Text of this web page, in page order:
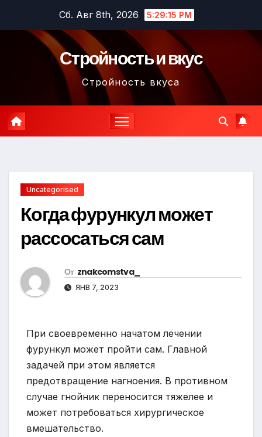
содержимому
Сб. Авг 8th, 2026 5:29:16 PM
Стройность и вкус
Стройность вкуса
Uncategorised
Когда фурункул может
рассосаться сам
От znakcomstva_
ЯНВ 7, 2023
При своевременно начатом лечении
фурункул может пройти сам. Главной
задачей при этом является
предотвращение нагноения. В противном
случае гнойник переносится тяжелее и
может потребоваться хирургическое
вмешательство.